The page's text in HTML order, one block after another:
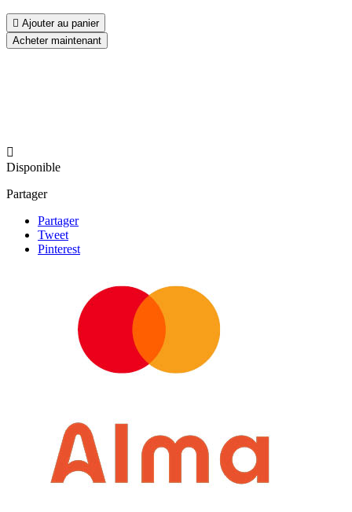
 Ajouter au panier
Acheter maintenant

Disponible
Partager
Partager
Tweet
Pinterest